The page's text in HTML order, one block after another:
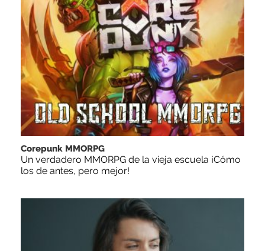
Corepunk MMORPG
Un verdadero MMORPG de la vieja escuela ¡Cómo
los de antes, pero mejor!